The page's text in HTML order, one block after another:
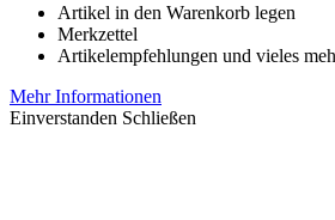
Artikel in den Warenkorb legen
Merkzettel
Artikelempfehlungen und vieles
Mehr Informationen
Einverstanden Schließen